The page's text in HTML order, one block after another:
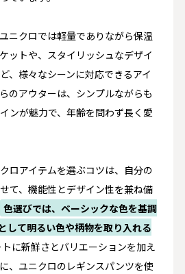
ニクロでは軽量でありながら保温
ットや、スタイリッシュなデザイ
、様々なシーンに対応できるアイ
のアウターは、シンプルながらも
ンが魅力で、年齢を問わず長く愛
ロアイテムを選ぶコツは、自分の
て、機能性とデザイン性を兼ね備
色選びでは、ベーシックな色を基調
して明るい色や柄物を取り入れる
に新鮮さとバリエーションを加え
、ユニクロのレギンスパンツを使